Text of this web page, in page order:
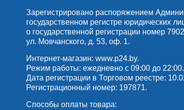
Зарегистрировано распоряжением
государственном регистре юридических
о государственной регистрации номер
ул. Мовчанского, д. 53, оф. 1.
Интернет-магазин: www.p24.by.
Режим работы: ежедневно с 09:00 до 22:00.
Дата регистрации в Торговом реестре:
Регистрационный номер: 197871.
Способы оплаты товара: